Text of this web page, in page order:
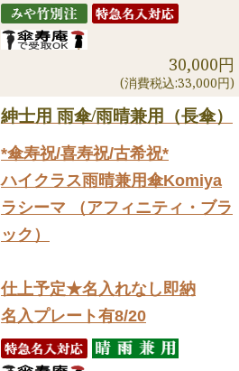
30,000円
(消費税込:33,000円)
紳士用 雨傘/雨晴兼用（長傘）
*傘寿祝/喜寿祝/古希祝*
ハイクラス雨晴兼用傘Komiya
ラシーマ （アフィニティ・ブラ
ック）
仕上予定★名入れなし即納
名入プレート有8/20